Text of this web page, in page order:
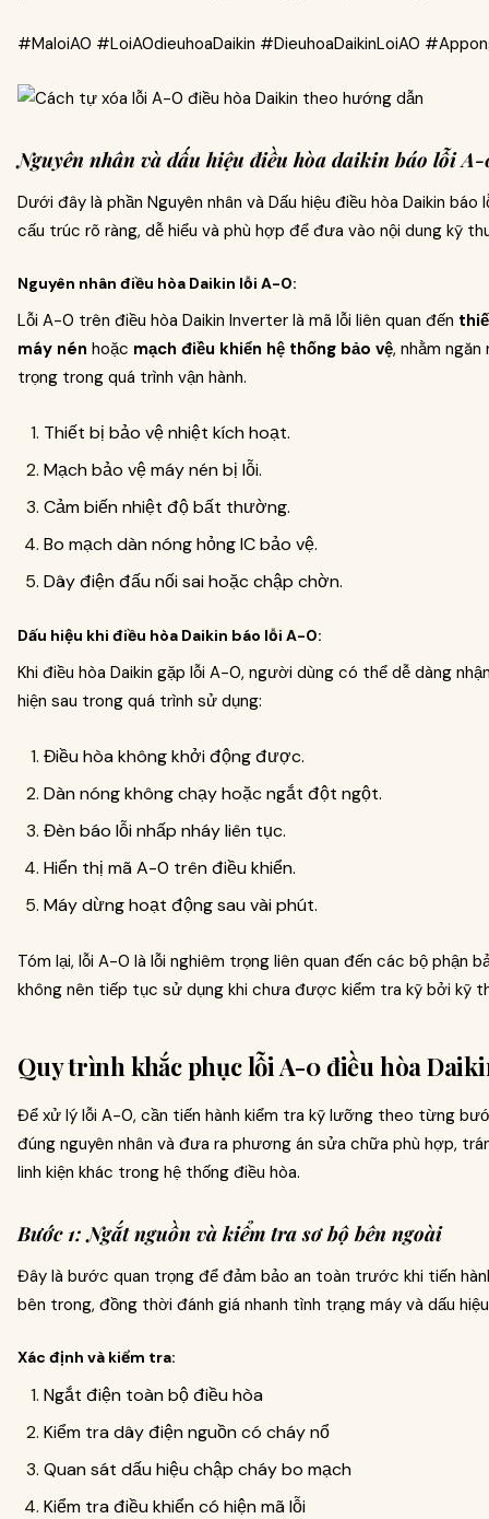
#MaloiA0 #LoiA0dieuhoaDaikin #DieuhoaDaikinLoiA0
Nguyên nhân và dấu hiệu điều hòa daikin báo lỗi
Dưới đây là phần Nguyên nhân và Dấu hiệu điều hòa Daikin
cấu trúc rõ ràng, dễ hiểu và phù hợp để đưa vào nội dung kỹ
Nguyên nhân điều hòa Daikin lỗi A-0:
Lỗi A-0 trên điều hòa Daikin Inverter là mã lỗi liên quan đến
máy nén hoặc mạch điều khiển hệ thống bảo vệ, nhằm
trọng trong quá trình vận hành.
Thiết bị bảo vệ nhiệt kích hoạt.
Mạch bảo vệ máy nén bị lỗi.
Cảm biến nhiệt độ bất thường.
Bo mạch dàn nóng hỏng IC bảo vệ.
Dây điện đấu nối sai hoặc chập chờn.
Dấu hiệu khi điều hòa Daikin báo lỗi A-0:
Khi điều hòa Daikin gặp lỗi A-0, người dùng có thể dễ dàng
hiện sau trong quá trình sử dụng:
Điều hòa không khởi động được.
Dàn nóng không chạy hoặc ngắt đột ngột.
Đèn báo lỗi nhấp nháy liên tục.
Hiển thị mã A-0 trên điều khiển.
Máy dừng hoạt động sau vài phút.
Tóm lại, lỗi A-0 là lỗi nghiêm trọng liên quan đến các bộ phận
không nên tiếp tục sử dụng khi chưa được kiểm tra kỹ bởi kỹ
Quy trình khắc phục lỗi A-0 điều hòa
Để xử lý lỗi A-0, cần tiến hành kiểm tra kỹ lưỡng theo từng
đúng nguyên nhân và đưa ra phương án sửa chữa phù hợp,
linh kiện khác trong hệ thống điều hòa.
Bước 1: Ngắt nguồn và kiểm tra sơ bộ bên ngoài
Đây là bước quan trọng để đảm bảo an toàn trước khi tiến
bên trong, đồng thời đánh giá nhanh tình trạng máy và dấu
Xác định và kiểm tra:
Ngắt điện toàn bộ điều hòa
Kiểm tra dây điện nguồn có cháy nổ
Quan sát dấu hiệu chập cháy bo mạch
Kiểm tra điều khiển có hiện mã lỗi